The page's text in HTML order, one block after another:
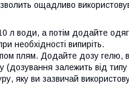
ощадливо
л води, а потім додайте
необхідності випиріть.
плям. Додайте дозу гелю,
(дозування залежить від
яку ви зазвичай